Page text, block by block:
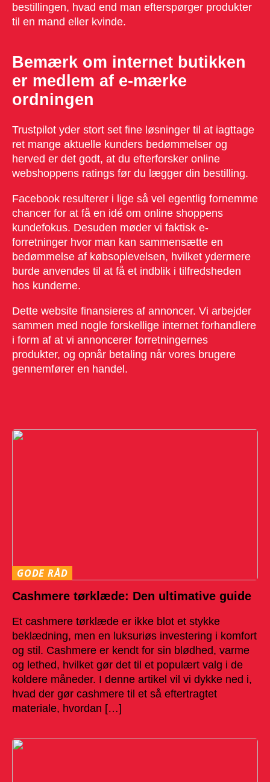
bestillingen, hvad end man efterspørger produkter
til en mand eller kvinde.
Bemærk om internet butikken
er medlem af e-mærke
ordningen
Trustpilot yder stort set fine løsninger til at iagttage
ret mange aktuelle kunders bedømmelser og
herved er det godt, at du efterforsker online
webshoppens ratings før du lægger din bestilling.
Facebook resulterer i lige så vel egentlig fornemme
chancer for at få en idé om online shoppens
kundefokus. Desuden møder vi faktisk e-
forretninger hvor man kan sammensætte en
bedømmelse af købsoplevelsen, hvilket ydermere
burde anvendes til at få et indblik i tilfredsheden
hos kunderne.
Dette website finansieres af annoncer. Vi arbejder
sammen med nogle forskellige internet forhandlere
i form af at vi annoncerer forretningernes
produkter, og opnår betaling når vores brugere
gennemfører en handel.
GODE RÅD
Cashmere tørklæde: Den ultimative guide
Et cashmere tørklæde er ikke blot et stykke
beklædning, men en luksuriøs investering i komfort
og stil. Cashmere er kendt for sin blødhed, varme
og lethed, hvilket gør det til et populært valg i de
koldere måneder. I denne artikel vil vi dykke ned i,
hvad der gør cashmere til et så eftertragtet
materiale, hvordan […]